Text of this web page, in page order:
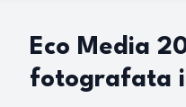
Eco Media
fotografata